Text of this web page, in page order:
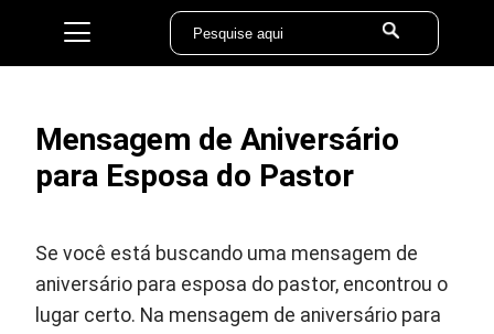
Mensagem de Aniversário
para Esposa do Pastor
Se você está buscando uma mensagem de
aniversário para esposa do pastor, encontrou o
lugar certo. Na mensagem de aniversário para